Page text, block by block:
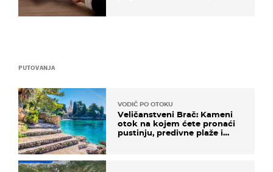
PUTOVANJA
VODIČ PO OTOKU
Veličanstveni Brač: Kameni
otok na kojem ćete pronaći
pustinju, predivne plaže i